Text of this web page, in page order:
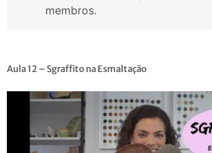
membros.
Aula 12 – Sgraffito na Esmaltação